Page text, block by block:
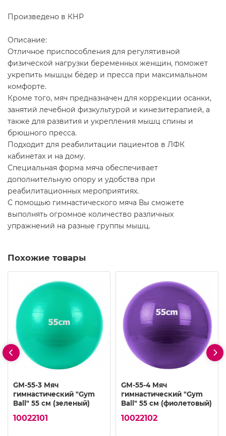
Произведено в КНР
Описание:
Отличное приспособления для регулятивной
физической нагрузки беременных женщин, поможет
укрепить мышцы бёдер и пресса при максимальном
комфорте.
Кроме того, мяч предназначен для коррекции осанки,
занятий лечебной физкультурой и кинезитерапией, а
также для развития и укрепления мышц спины и
брюшного пресса.
Подходит для реабилитации пациентов в ЛФК
кабинетах и на дому.
Специальная форма мяча обеспечивает
дополнительную опору и удобства при
реабилитационных мероприятиях.
С помощью гимнастического мяча Вы сможете
выполнять огромное количество различных
упражнений на разные группы мышц.
Похожие товары
GM-55-3 Мяч
гимнастический "Gym
Ball" 55 см (зеленый)
10022101
GM-55-4 Мяч
гимнастический "Gym
Ball" 55 см (фиолетовый)
10022102